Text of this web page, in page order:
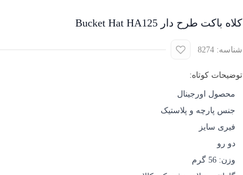
کلاه باکت طرح دار Bucket Hat HA125
شناسه: 8274
توضیحات کوتاه:
محصول اورجینال
جنس پارچه و پلاستیک
فیری سایز
دو رو
وزن: 56 گرم